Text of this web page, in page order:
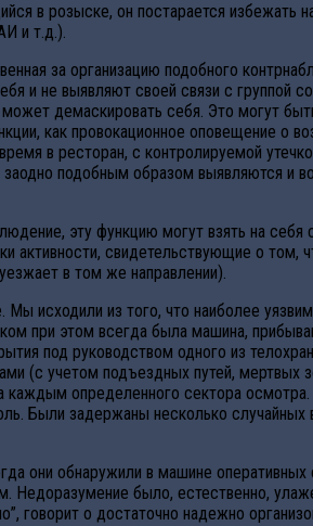
в розыске, он постарается избежать
и т.д.).
за организацию подобного
и не выявляют своей связи с группой
демаскировать себя. Это могут
как провокационное оповещение о
в ресторан, с контролируемой
заодно подобным образом выявляются и
эту функцию могут взять на себя
активности, свидетельствующие о том,
в том же направлении).
Мы исходили из того, что наиболее
при этом всегда была машина,
под руководством одного из
(с учетом подъездных путей,
каждым определенного сектора
Были задержаны несколько случайных
они обнаружили в машине оперативных
Недоразумение было, естественно,
говорит о достаточно надежно